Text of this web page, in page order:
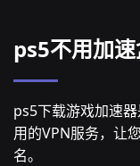
ps5不用加
ps5下载游戏加速
用的VPN服务，让
名。